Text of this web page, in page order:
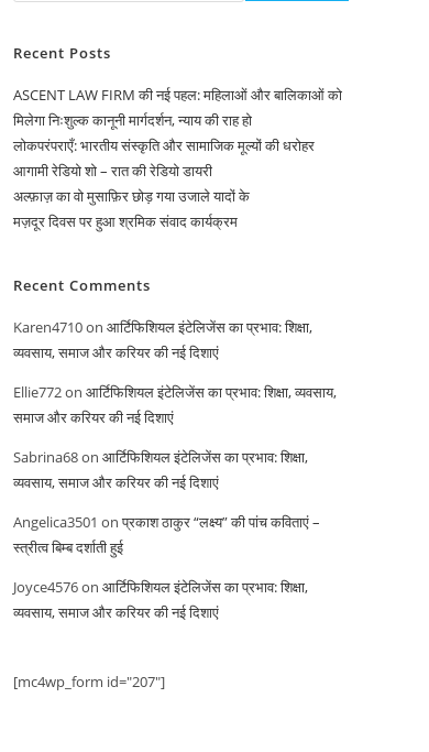
Recent Posts
ASCENT LAW FIRM की नई पहल: महिलाओं और बालिकाओं को
मिलेगा निःशुल्क कानूनी मार्गदर्शन, न्याय की राह हो
लोकपरंपराएँ: भारतीय संस्कृति और सामाजिक मूल्यों की धरोहर
आगामी रेडियो शो – रात की रेडियो डायरी
अल्फ़ाज़ का वो मुसाफ़िर छोड़ गया उजाले यादों के
मज़दूर दिवस पर हुआ श्रमिक संवाद कार्यक्रम
Recent Comments
Karen4710on आर्टिफिशियल इंटेलिजेंस का प्रभाव: शिक्षा,
व्यवसाय, समाज और करियर की नई दिशाएं
Ellie772on आर्टिफिशियल इंटेलिजेंस का प्रभाव: शिक्षा, व्यवसाय,
समाज और करियर की नई दिशाएं
Sabrina68on आर्टिफिशियल इंटेलिजेंस का प्रभाव: शिक्षा,
व्यवसाय, समाज और करियर की नई दिशाएं
Angelica3501 onप्रकाश ठाकुर “लक्ष्य” की पांच कविताएं –
स्त्रीत्व बिम्ब दर्शाती हुई
Joyce4576on आर्टिफिशियल इंटेलिजेंस का प्रभाव: शिक्षा,
व्यवसाय, समाज और करियर की नई दिशाएं
[mc4wp_form id="207"]